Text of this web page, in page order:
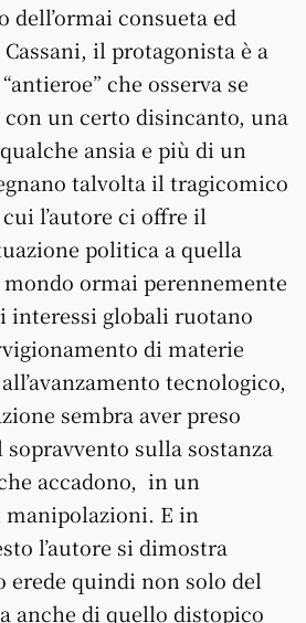
dell’ormai consueta ed
il protagonista è a
che osserva se
un certo disincanto, una
ansia e più di un
talvolta il tragicomico
l’autore ci offre il
politica a quella
ormai perennemente
interessi globali ruotano
di materie
tecnologico,
sembra aver preso
sulla sostanza
accadono, in un
E in
l’autore si dimostra
erede quindi non solo del
anche di quello distopico